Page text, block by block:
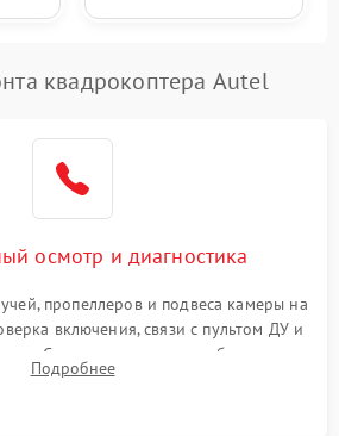
квадрокоптера Autel
осмотр и диагностика
пропеллеров и подвеса камеры на
включения, связи с пультом ДУ и
Считывание логов ошибок через
характера неисправности.
Подробнее